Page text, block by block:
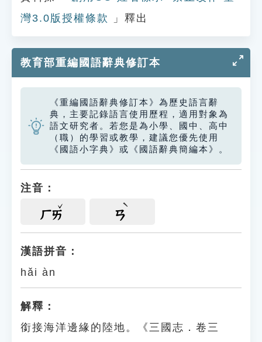
灣3.0版授權條款
」釋出
教育部重編國語辭典修訂本
《重編國語辭典修訂本》為歷史語言辭
典，主要記錄語言使用歷程，適用對象為
語文研究者。若您是為小學、國中、高中
（職）的學習或教學，建議您優先使用
《國語小字典》或《國語辭典簡編本》。
注音：
ㄏㄞ ㄢ
漢語拼音：
hǎi àn
解釋：
銜接海洋邊緣的陸地。《三國志．卷三